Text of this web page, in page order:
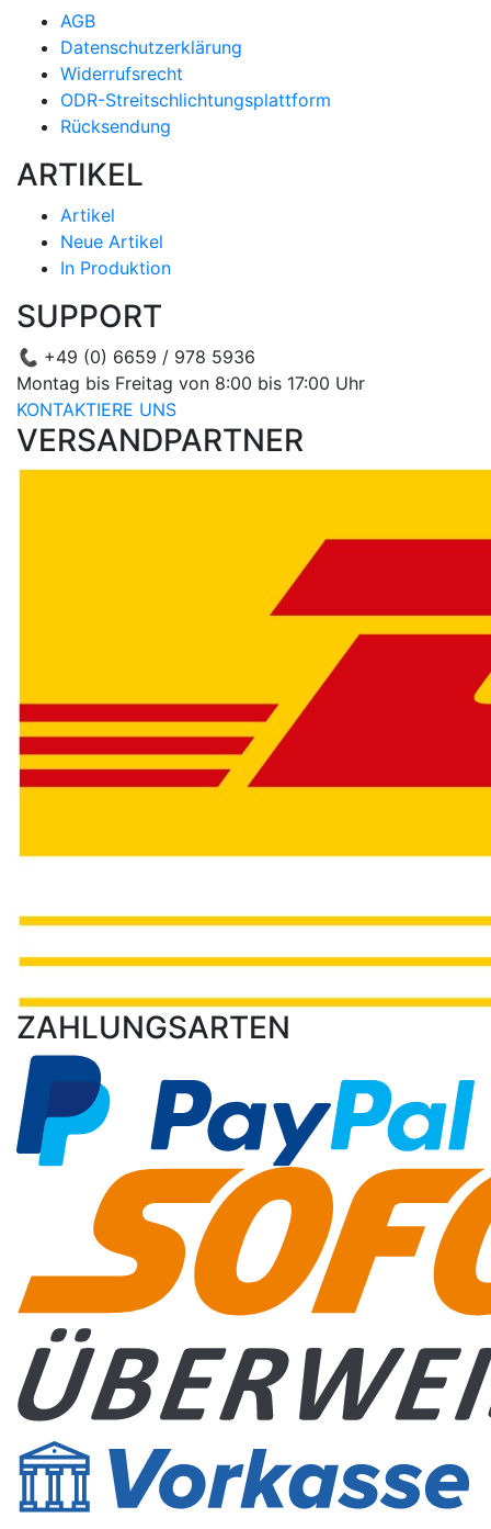
AGB
Datenschutzerklärung
Widerrufsrecht
ODR-Streitschlichtungsplattform
Rücksendung
ARTIKEL
Artikel
Neue Artikel
In Produktion
SUPPORT
📞 +49 (0) 6659 / 978 5936
Montag bis Freitag von 8:00 bis 17:00 Uhr
KONTAKTIERE UNS
VERSANDPARTNER
ZAHLUNGSARTEN